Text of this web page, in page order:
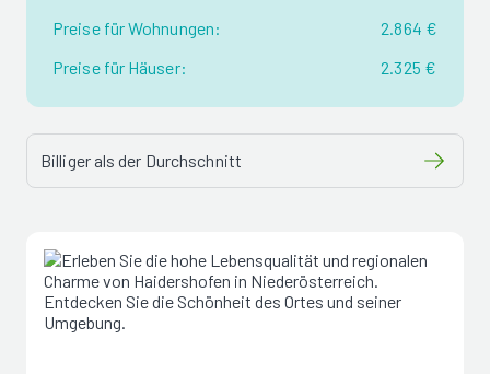
Preise für Wohnungen:
2.864 €
Preise für Häuser:
2.325 €
Billiger als der Durchschnitt